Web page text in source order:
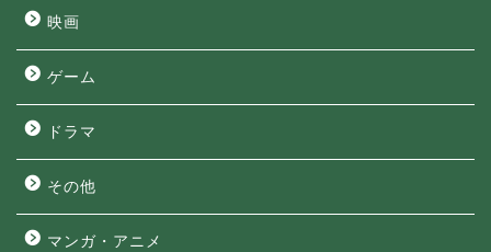
映画
ゲーム
ドラマ
その他
マンガ・アニメ